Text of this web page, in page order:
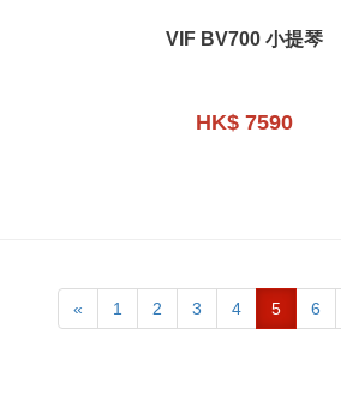
VIF BV700 小提琴
HK$ 7590
« 1 2 3 4 5 6